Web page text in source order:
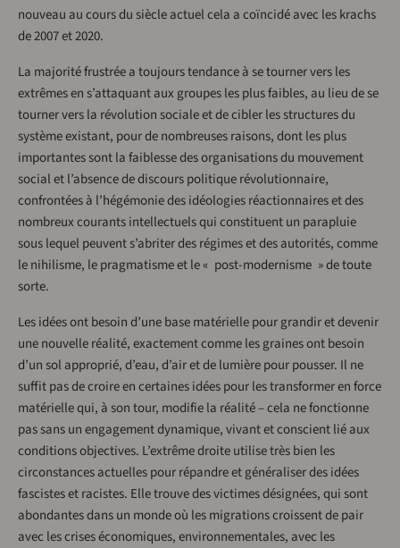
nouveau au cours du siècle actuel cela a coïncidé avec les krachs
de 2007 et 2020.
La majorité frustrée a toujours tendance à se tourner vers les
extrêmes en s’attaquant aux groupes les plus faibles, au lieu de se
tourner vers la révolution sociale et de cibler les structures du
système existant, pour de nombreuses raisons, dont les plus
importantes sont la faiblesse des organisations du mouvement
social et l’absence de discours politique révolutionnaire,
confrontées à l’hégémonie des idéologies réactionnaires et des
nombreux courants intellectuels qui constituent un parapluie
sous lequel peuvent s’abriter des régimes et des autorités, comme
le nihilisme, le pragmatisme et le « post-modernisme » de toute
sorte.
Les idées ont besoin d’une base matérielle pour grandir et devenir
une nouvelle réalité, exactement comme les graines ont besoin
d’un sol approprié, d’eau, d’air et de lumière pour pousser. Il ne
suffit pas de croire en certaines idées pour les transformer en force
matérielle qui, à son tour, modifie la réalité – cela ne fonctionne
pas sans un engagement dynamique, vivant et conscient lié aux
conditions objectives. L’extrême droite utilise très bien les
circonstances actuelles pour répandre et généraliser des idées
fascistes et racistes. Elle trouve des victimes désignées, qui sont
abondantes dans un monde où les migrations croissent de pair
avec les crises économiques, environnementales, avec les